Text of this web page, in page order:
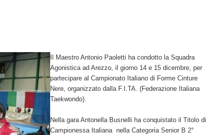
Il Maestro Antonio Paoletti ha condotto la Squadra
Agonistica ad Arezzo, il giorno 14 e 15 dicembre, per
partecipare al Campionato Italiano di Forme Cinture
Nere, organizzato dalla F.I.TA. (Federazione Italiana
Taekwondo).
Nella gara Antonella Busnelli ha conquistato il Titolo di
Campionessa Italiana nella Categoria Senior B 2°